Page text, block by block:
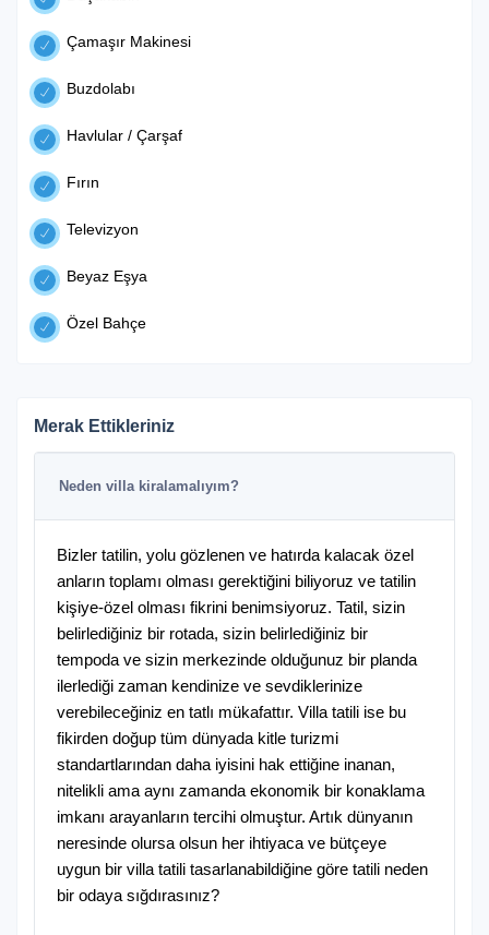
Çamaşır Makinesi
Buzdolabı
Havlular / Çarşaf
Fırın
Televizyon
Beyaz Eşya
Özel Bahçe
Merak Ettikleriniz
Neden villa kiralamalıyım?
Bizler tatilin, yolu gözlenen ve hatırda kalacak özel
anların toplamı olması gerektiğini biliyoruz ve tatilin
kişiye-özel olması fikrini benimsiyoruz. Tatil, sizin
belirlediğiniz bir rotada, sizin belirlediğiniz bir
tempoda ve sizin merkezinde olduğunuz bir planda
ilerlediği zaman kendinize ve sevdiklerinize
verebileceğiniz en tatlı mükafattır. Villa tatili ise bu
fikirden doğup tüm dünyada kitle turizmi
standartlarından daha iyisini hak ettiğine inanan,
nitelikli ama aynı zamanda ekonomik bir konaklama
imkanı arayanların tercihi olmuştur. Artık dünyanın
neresinde olursa olsun her ihtiyaca ve bütçeye
uygun bir villa tatili tasarlanabildiğine göre tatili neden
bir odaya sığdırasınız?